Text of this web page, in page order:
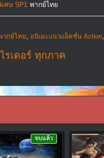
ศษ SP1 พากย์ไทย
ากย์ไทย, อนิเมะแนวแอ็คชั่น Action,
รเดอร์ ทุกภาค
จบแล้ว